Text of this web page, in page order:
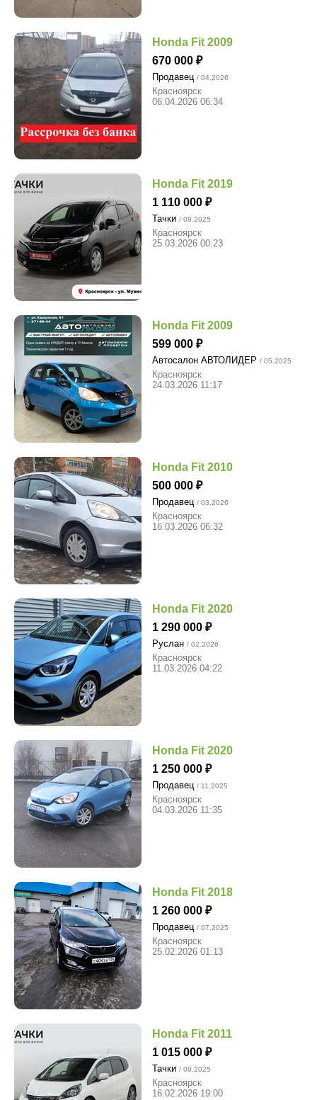
Honda Fit 2009
670 000
Продавец / 04.2026
Красноярск
06.04.2026 06:34
Honda Fit 2019
1 110 000
Тачки / 08.2025
Красноярск
25.03.2026 00:23
Honda Fit 2009
599 000
Автосалон АВТОЛИДЕР / 05.2025
Красноярск
24.03.2026 11:17
Honda Fit 2010
500 000
Продавец / 03.2026
Красноярск
16.03.2026 06:32
Honda Fit 2020
1 290 000
Руслан / 02.2026
Красноярск
11.03.2026 04:22
Honda Fit 2020
1 250 000
Продавец / 11.2025
Красноярск
04.03.2026 11:35
Honda Fit 2018
1 260 000
Продавец / 07.2025
Красноярск
25.02.2026 01:13
Honda Fit 2011
1 015 000
Тачки / 08.2025
Красноярск
16.02.2026 19:00